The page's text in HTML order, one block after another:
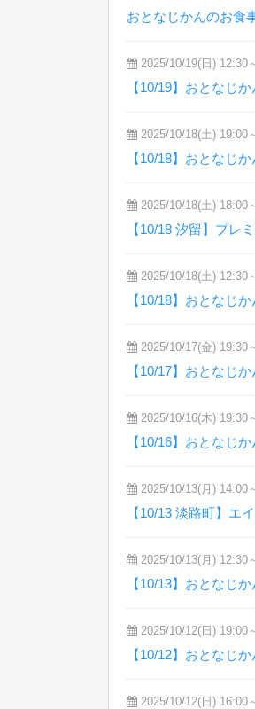
おとなじかんのお食
2025/10/19(日) 12:30
【10/19】おとなじ
2025/10/18(土) 19:00
【10/18】おとなじ
2025/10/18(土) 18:00
【10/18 汐留】プレ
2025/10/18(土) 12:30
【10/18】おとなじ
2025/10/17(金) 19:30
【10/17】おとなじ
2025/10/16(木) 19:30
【10/16】おとなじ
2025/10/13(月) 14:00
【10/13 淡路町】エ
2025/10/13(月) 12:30
【10/13】おとなじ
2025/10/12(日) 19:00
【10/12】おとなじ
2025/10/12(日) 16:00